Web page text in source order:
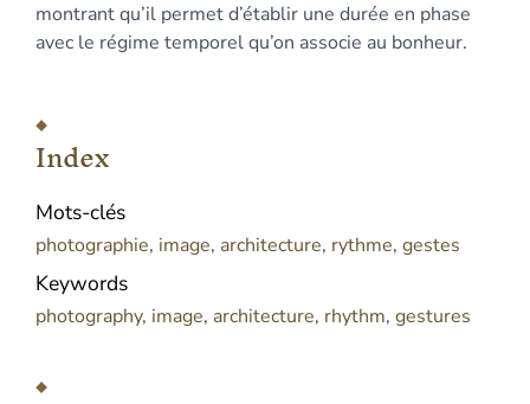
montrant qu’il permet d’établir une durée en phase
avec le régime temporel qu’on associe au bonheur.
Index
Mots-clés
photographie, image, architecture, rythme, gestes
Keywords
photography, image, architecture, rhythm, gestures